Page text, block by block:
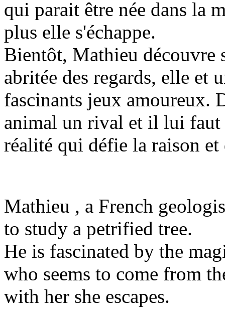
qui parait être née dans la
plus elle s'échappe.
Bientôt, Mathieu découvre
abritée des regards, elle et
fascinants jeux amoureux.
animal un rival et il lui faut
réalité qui défie la raison
Mathieu , a French
to study a petrified tree.
He is fascinated by the
who seems to come from
with her she escapes.